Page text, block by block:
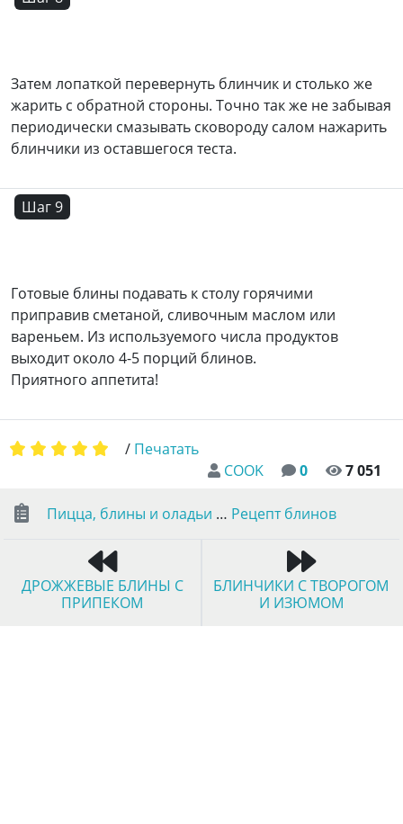
Затем лопаткой перевернуть блинчик и столько же
жарить с обратной стороны. Точно так же не забывая
периодически смазывать сковороду салом нажарить
блинчики из оставшегося теста.
Шаг 9
Готовые блины подавать к столу горячими
приправив сметаной, сливочным маслом или
вареньем. Из используемого числа продуктов
выходит около 4-5 порций блинов.
Приятного аппетита!
COOK 0 7 051
/ Печатать
Пицца, блины и оладьи … Рецепт блинов
ДРОЖЖЕВЫЕ БЛИНЫ С
ПРИПЕКОМ
БЛИНЧИКИ С ТВОРОГОМ
И ИЗЮМОМ